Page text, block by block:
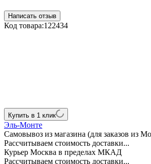
Написать отзыв
Код товара:122434
Купить в 1 клик
Эль-Монте
Самовывоз из магазина (для заказов из
Рассчитываем стоимость доставки...
Курьер Москва в пределах МКАД
Рассчитываем стоимость доставки...